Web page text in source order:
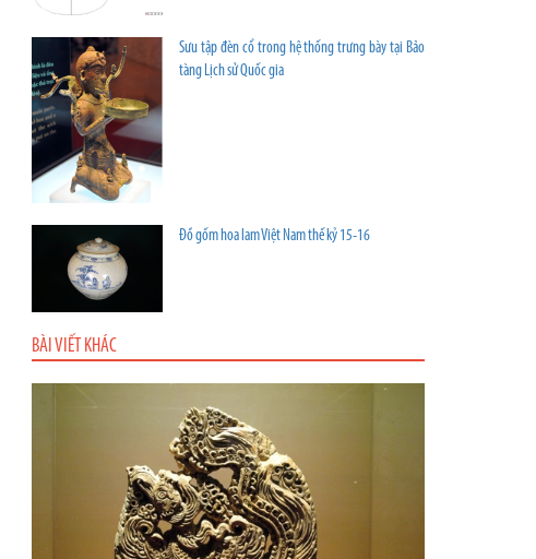
Sưu tập đèn cổ trong hệ thống trưng bày tại Bảo
tàng Lịch sử Quốc gia
Đồ gốm hoa lam Việt Nam thế kỷ 15-16
BÀI VIẾT KHÁC